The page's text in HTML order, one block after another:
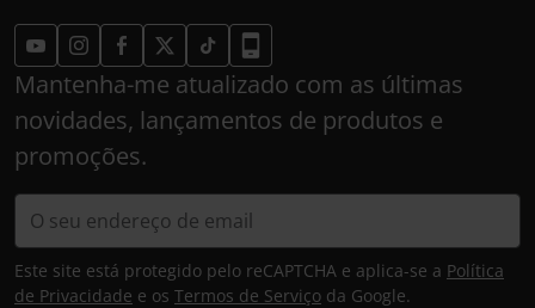
Mantenha-me atualizado com as últimas
novidades, lançamentos de produtos e
promoções.
Este site está protegido pelo reCAPTCHA e aplica-se a Política
de Privacidade e os Termos de Serviço da Google.